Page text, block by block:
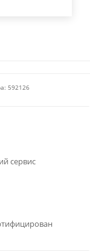
592126
сервис